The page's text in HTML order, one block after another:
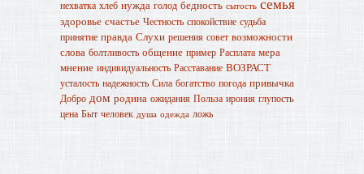
нехватка хлеб нужда голод бедность сытость
здоровье счастье Честность спокойствие судьба
принятие правда Слухи решения совет возможности
слова болтливость общение пример Расплата мера
мнение индивидуальность Расставание ВОЗРАСТ
усталость надежность Сила богатство погода привычка
Добро дом родина ожидания Польза ирония глупость
цена Быт человек душа одежда ложь